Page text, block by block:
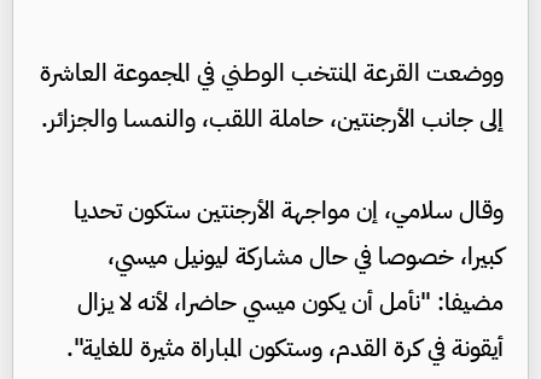
ووضعت القرعة المنتخب الوطني في المجموعة العاشرة
إلى جانب الأرجنتين، حاملة اللقب، والنمسا والجزائر.
وقال سلامي، إن مواجهة الأرجنتين ستكون تحديا
كبيرا، خصوصا في حال مشاركة ليونيل ميسي،
مضيفا: "نأمل أن يكون ميسي حاضرا، لأنه لا يزال
أيقونة في كرة القدم، وستكون المباراة مثيرة للغاية".